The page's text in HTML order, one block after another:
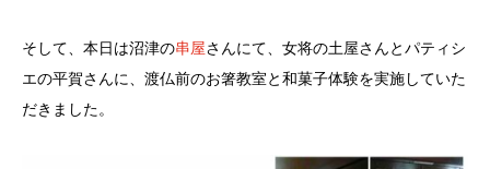
そして、本日は沼津の串屋さんにて、女将の土屋さんとパティシ
エの平賀さんに、渡仏前のお箸教室と和菓子体験を実施していた
だきました。